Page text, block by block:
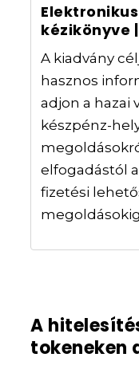
kézikönyve
A kiadvány
hasznos
adjon a hazai
készpénz-
elfogadástól
fizetési
A
tokeneken